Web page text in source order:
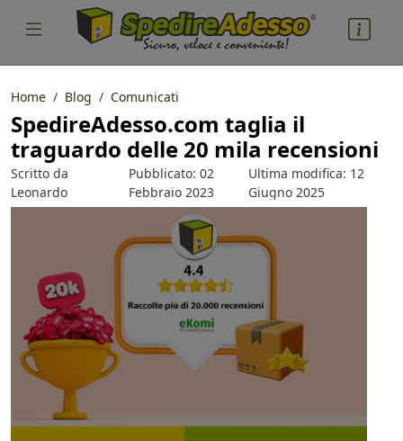
Home Blog Comunicati
SpedireAdesso.com taglia il
traguardo delle 20 mila recensioni
Scritto da
Leonardo
Guerrini
Pubblicato: 02
Febbraio 2023
Ultima modifica: 12
Giugno 2025